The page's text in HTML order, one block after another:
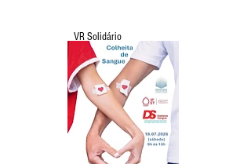
VR Solidário